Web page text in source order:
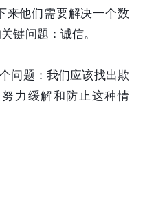
来他们需要解决一个数
键问题：诚信。
问题：我们应该找出欺
力缓解和防止这种情